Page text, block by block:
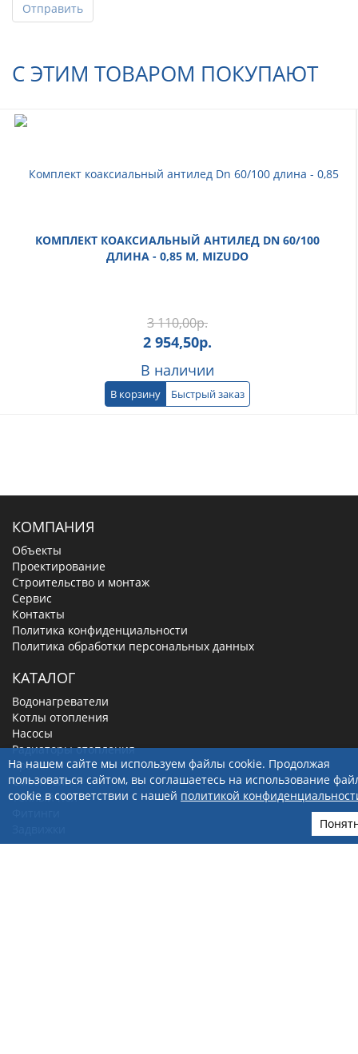
Отправить
С ЭТИМ ТОВАРОМ ПОКУПАЮТ
КОМПЛЕКТ КОАКСИАЛЬНЫЙ АНТИЛЕД DN 60/100
ДЛИНА - 0,85 М, MIZUDO
3 110,00р.
2 954,50р.
В наличии
В корзину Быстрый заказ
КОМПАНИЯ
Объекты
Проектирование
Строительство и монтаж
Сервис
Контакты
Политика конфиденциальности
Политика обработки персональных данных
КАТАЛОГ
Водонагреватели
Котлы отопления
Насосы
Радиаторы отопления
Краны
Смесители
Теплый пол
На нашем сайте мы используем файлы cookie. Продолжая
пользоваться сайтом, вы соглашаетесь на использование
cookie в соответствии с нашей политикой